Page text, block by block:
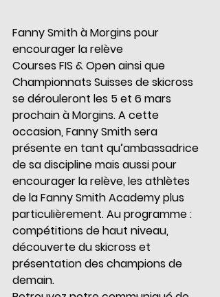
Fanny Smith à Morgins pour
encourager la relève
Courses FIS & Open ainsi que
Championnats Suisses de skicross
se dérouleront les 5 et 6 mars
prochain à Morgins. A cette
occasion, Fanny Smith sera
présente en tant qu’ambassadrice
de sa discipline mais aussi pour
encourager la relève, les athlètes
de la Fanny Smith Academy plus
particulièrement. Au programme :
compétitions de haut niveau,
découverte du skicross et
présentation des champions de
demain.